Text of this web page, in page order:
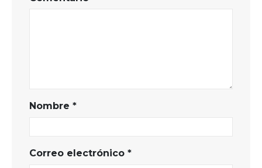
Nombre *
Correo electrónico *